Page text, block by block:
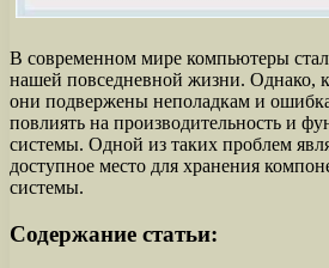
В современном мире компьютеры
нашей повседневной жизни. Однако,
они подвержены неполадкам и
повлиять на производительность и
системы. Одной из таких проблем
доступное место для хранения
системы.
Содержание статьи: